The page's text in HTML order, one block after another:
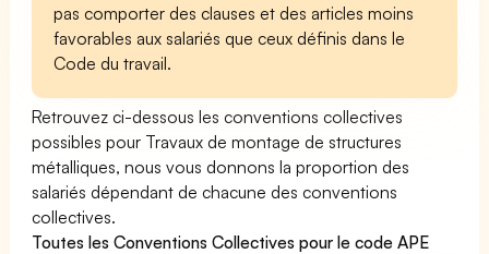
pas comporter des clauses et des articles moins
favorables aux salariés que ceux définis dans le
Code du travail.
Retrouvez ci-dessous les conventions collectives
possibles pour Travaux de montage de structures
métalliques, nous vous donnons la proportion des
salariés dépendant de chacune des conventions
collectives.
Toutes les Conventions Collectives pour le code APE